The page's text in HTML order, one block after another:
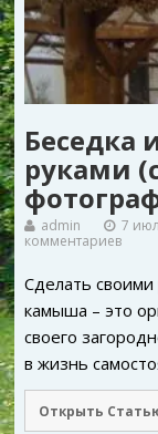
Беседка
руками
admin 7
комментариев
Сделать
камыша – это
своего
в жизнь
Открыть